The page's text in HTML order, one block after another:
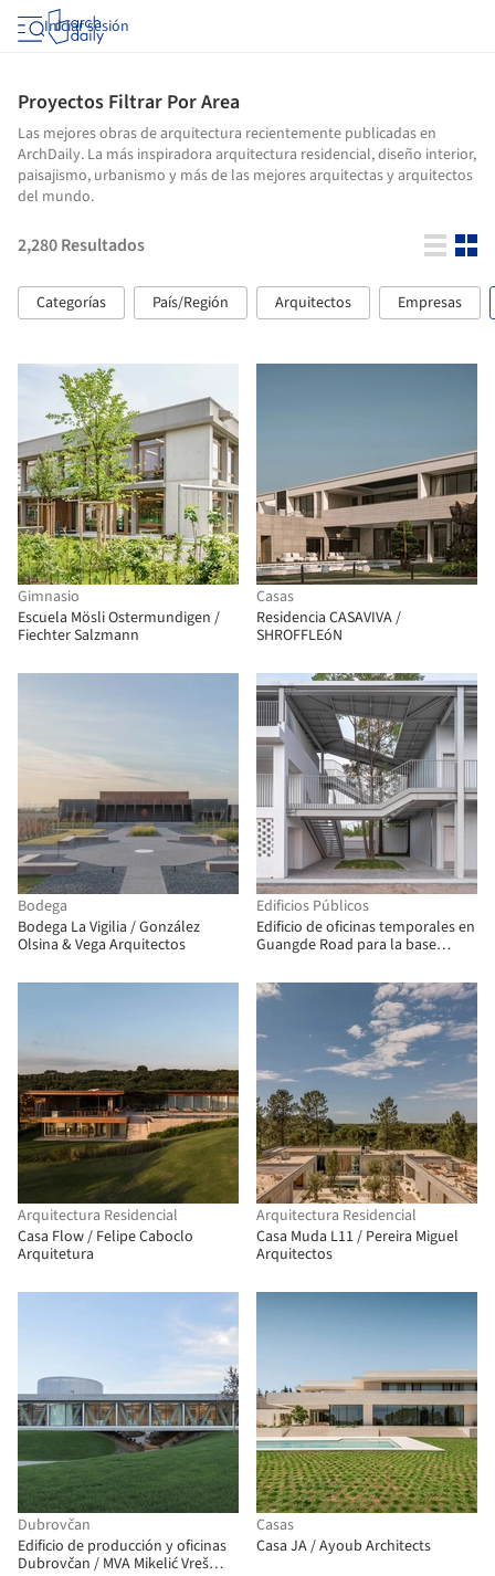
Iniciar sesión
Proyectos Filtrar Por Area
Las mejores obras de arquitectura recientemente publicadas en
ArchDaily. La más inspiradora arquitectura residencial, diseño interior,
paisajismo, urbanismo y más de las mejores arquitectas y arquitectos
del mundo.
2,280Resultados
Categorías País/Región Arquitectos Empresas
Gimnasio
Escuela Mösli Ostermundigen /
Fiechter Salzmann
Casas
Residencia CASAVIVA /
SHROFFLEóN
Bodega
Bodega La Vigilia / González
Olsina & Vega Arquitectos
Edificios Públicos
Edificio de oficinas temporales en
Guangde Road para la base
público / Atelier Z+
Arquitectura Residencial
Casa Flow / Felipe Caboclo
Arquitetura
Arquitectura Residencial
Casa Muda L11 / Pereira Miguel
Arquitectos
Dubrovčan
Edificio de producción y oficinas
Dubrovčan / MVA Mikelić Vreš
Casas
Casa JA / Ayoub Architects